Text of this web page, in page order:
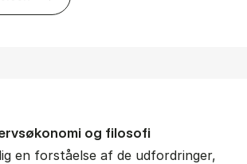
og fi­lo­so­fi
en forståelse af de udfordringer,